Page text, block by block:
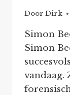
Door Dirk
Simon
Simon
vandaag.